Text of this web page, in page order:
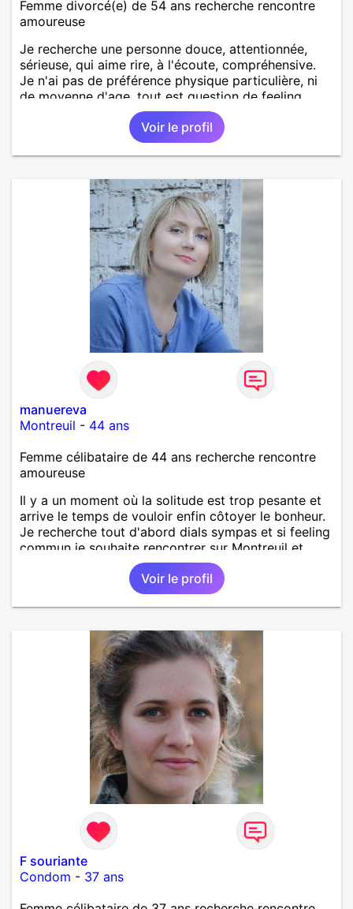
Femme divorcé(e) de 54 ans recherche rencontre
amoureuse
Je recherche une personne douce, attentionnée,
sérieuse, qui aime rire, à l'écoute, compréhensive.
Je n'ai pas de préférence physique particulière, ni
de moyenne d'age, tout est question de feeling.
Voir le profil
manuereva
Montreuil - 44 ans
Femme célibataire de 44 ans recherche rencontre
amoureuse
Il y a un moment où la solitude est trop pesante et
arrive le temps de vouloir enfin côtoyer le bonheur.
Je recherche tout d'abord dials sympas et si feeling
commun je souhaite rencontrer sur Montreuil et
secteur alentours, pourquoi pas.
Voir le profil
F souriante
Condom - 37 ans